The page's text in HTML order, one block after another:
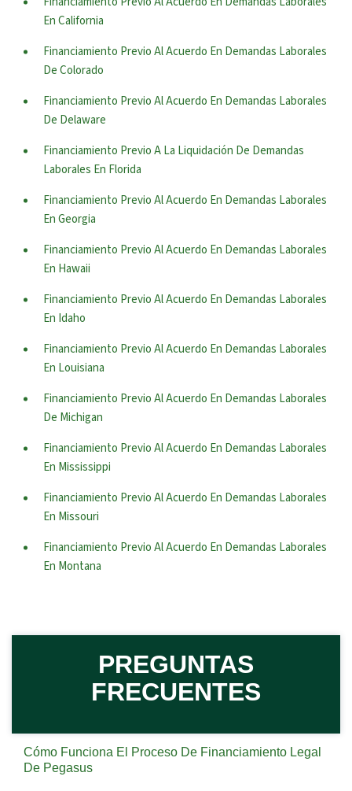
En California
Financiamiento Previo Al Acuerdo En Demandas Laborales
De Colorado
Financiamiento Previo Al Acuerdo En Demandas Laborales
De Delaware
Financiamiento Previo A La Liquidación De Demandas
Laborales En Florida
Financiamiento Previo Al Acuerdo En Demandas Laborales
En Georgia
Financiamiento Previo Al Acuerdo En Demandas Laborales
En Hawaii
Financiamiento Previo Al Acuerdo En Demandas Laborales
En Idaho
Financiamiento Previo Al Acuerdo En Demandas Laborales
En Louisiana
Financiamiento Previo Al Acuerdo En Demandas Laborales
De Michigan
Financiamiento Previo Al Acuerdo En Demandas Laborales
En Mississippi
Financiamiento Previo Al Acuerdo En Demandas Laborales
En Missouri
Financiamiento Previo Al Acuerdo En Demandas Laborales
En Montana
PREGUNTAS
FRECUENTES
Cómo Funciona El Proceso De Financiamiento Legal
De Pegasus